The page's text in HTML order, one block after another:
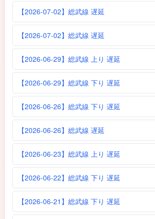
【2026-07-02】総武線 遅延
【2026-07-02】総武線 遅延
【2026-06-29】総武線 上り 遅延
【2026-06-29】総武線 下り 遅延
【2026-06-26】総武線 下り 遅延
【2026-06-26】総武線 遅延
【2026-06-23】総武線 上り 遅延
【2026-06-22】総武線 下り 遅延
【2026-06-21】総武線 下り 遅延